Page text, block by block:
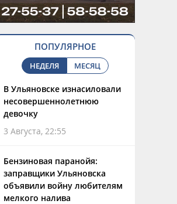
ПОПУЛЯРНОЕ
НЕДЕЛЯ МЕСЯЦ
В Ульяновске изнасиловали
несовершеннолетнюю
девочку
3 Августа, 22:55
Бензиновая паранойя:
заправщики Ульяновска
объявили войну любителям
мелкого налива